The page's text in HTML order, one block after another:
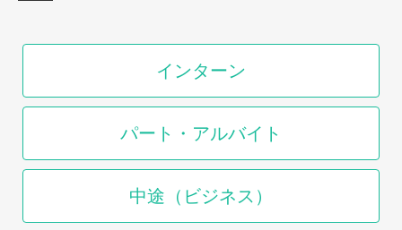
インターン
パート・アルバイト
中途（ビジネス）